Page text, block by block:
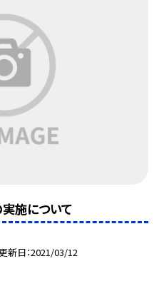
施について
新日 2021/03/12